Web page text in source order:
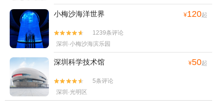
小梅沙海洋世界 ¥120起


1239条评论
深圳·小梅沙海滨乐园
深圳科学技术馆 ¥50起


5条评论
深圳·光明区